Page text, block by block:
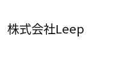
株式会社Leep